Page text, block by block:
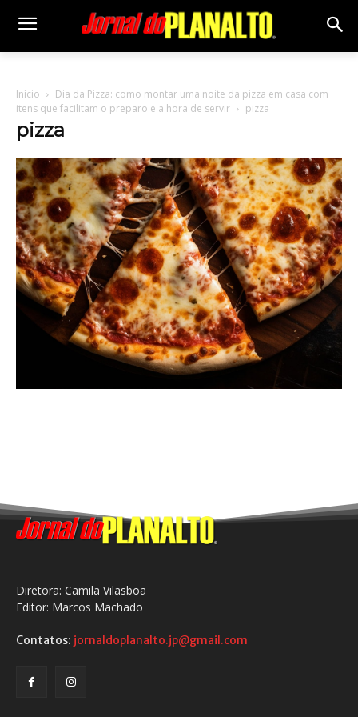
Início
Dia da Pizza: como montar uma noite da pizza em casa com
itens que facilitam o preparo e a hora de servir
pizza
pizza
Diretora: Camila Vilasboa
Editor: Marcos Machado
Contatos: jornaldoplanalto.jp@gmail.com